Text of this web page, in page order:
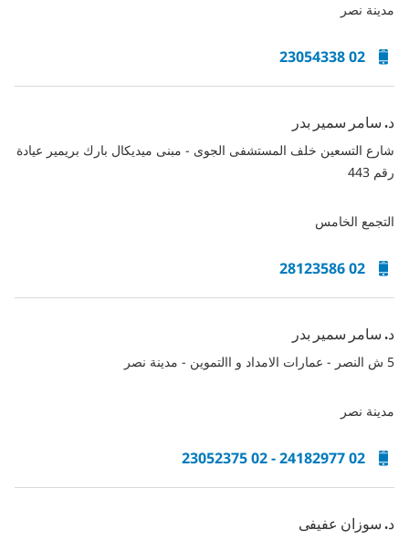
مدينة نصر
02 23054338
د. سامر سمير بدر
شارع التسعين خلف المستشفى الجوى - مبنى ميديكال بارك بريمير عيادة
رقم 443
التجمع الخامس
02 28123586
د. سامر سمير بدر
5 ش النصر - عمارات الامداد و االتموين - مدينة نصر
مدينة نصر
02 24182977 - 02 23052375
د. سوزان عفيفى